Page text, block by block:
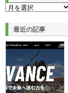
最近の記事